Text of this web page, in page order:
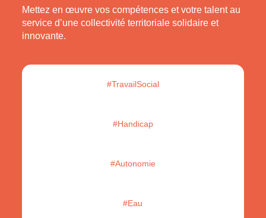
Mettez en œuvre vos compétences et votre talent au
service d’une collectivité territoriale solidaire et
innovante.
#TravailSocial
#Handicap
#Autonomie
#Eau